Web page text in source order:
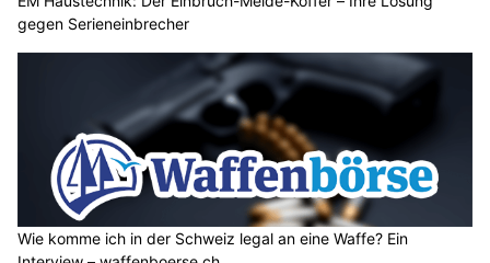
gegen Serieneinbrecher
Wie komme ich in der Schweiz legal an eine Waffe? Ein